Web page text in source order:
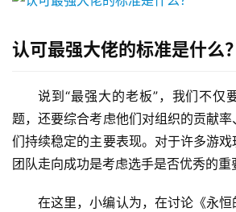
认可最强大佬的标准是什么？
说到“最强大的老板”，我们不仅
题，还要综合考虑他们对组织的贡献
们持续稳定的主要表现。对于许多游
团队走向成功是考虑选手是否优秀的重
在这里，小编认为，在讨论《永